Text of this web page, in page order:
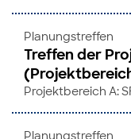
Planungstreffen
Treffen der
Projektbereich A:
Planungstreffen